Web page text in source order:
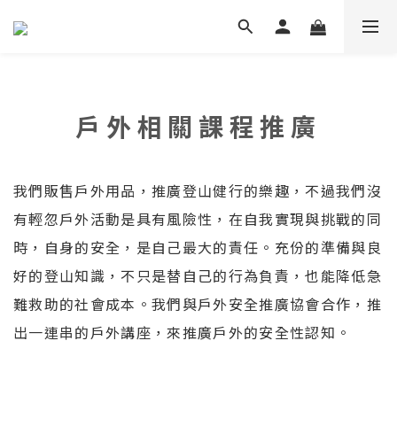
戶外相關課程推廣
我們販售戶外用品，推廣登山健行的樂趣，不過我們沒
有輕忽戶外活動是具有風險性，在自我實現與挑戰的同
時，自身的安全，是自己最大的責任。充份的準備與良
好的登山知識，不只是替自己的行為負責，也能降低急
難救助的社會成本。我們與戶外安全推廣協會合作，推
出一連串的戶外講座，來推廣戶外的安全性認知。